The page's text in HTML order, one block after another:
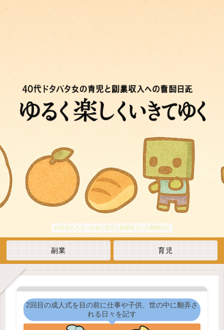
40目前のドタバタ女の育児と副業収入への奮闘日記
副業 育児
2回目の成人式を目の前に仕事や子供、世の中に翻弄さ
れる日々を記す